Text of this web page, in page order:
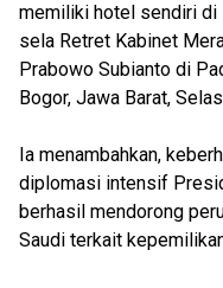
memiliki hotel sendiri di
sela Retret Kabinet
Prabowo Subianto di
Bogor, Jawa Barat,
Ia menambahkan,
diplomasi intensif
berhasil mendorong
Saudi terkait